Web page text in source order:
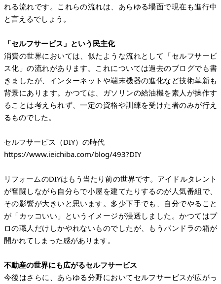
れる流れです。これらの流れは、あらゆる場面で現在も進行中
と言えるでしょう。
「セルフサービス」という民主化
消費の世界においては、似たような流れとして「セルフサービ
ス化」の流れがあります。これについては過去のブログでも書
きましたが、インターネットや端末機器の進化など技術革新も
背景にあります。かつては、ガソリンの給油機を素人が操作す
ることは考えられず、一定の資格や訓練を受けた者のみが行え
るものでした。
https://www.ieichiba.com/blog/493?DIY
リフォームのDIYはもう当たり前の世界です。アイドルタレント
が奮闘しながら自分らで小屋を建てたりするのが人気番組で、
その影響が大きいと思います。多少下手でも、自分でやること
が「カッコいい」というイメージが浸透しました。かつてはプ
ロの職人だけしかやれないものでしたが、もうパンドラの箱が
開かれてしまった感があります。
不動産の世界にも広がるセルフサービス
今後はさらに、あらゆる分野においてセルフサービスが広がっ